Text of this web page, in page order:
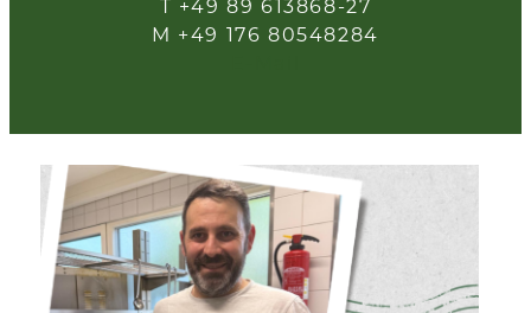
T +49 89 613868-27
M +49 176 80548284